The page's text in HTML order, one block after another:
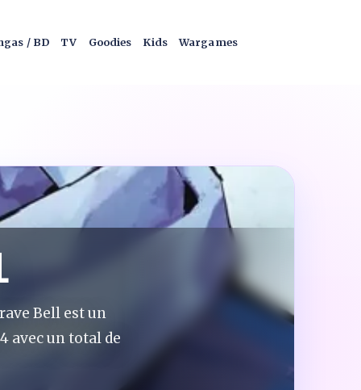
/ BD TV Goodies Kids Wargames
Bell est un
avec un total de